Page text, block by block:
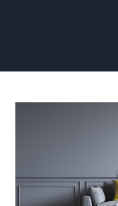
Meesterwerk